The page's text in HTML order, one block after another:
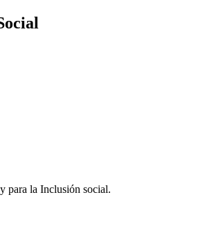
para la Inclusión social.